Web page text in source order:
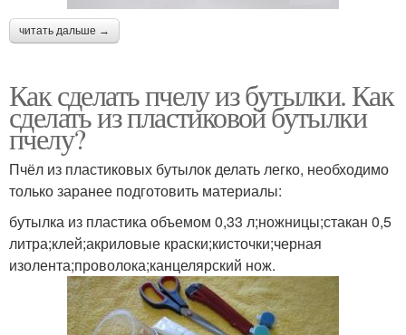
читать дальше →
Как сделать пчелу из бутылки. Как
сделать из пластиковой бутылки
пчелу?
Пчёл из пластиковых бутылок делать легко, необходимо
только заранее подготовить материалы:
бутылка из пластика объемом 0,33 л;ножницы;стакан 0,5
литра;клей;акриловые краски;кисточки;черная
изолента;проволока;канцелярский нож.